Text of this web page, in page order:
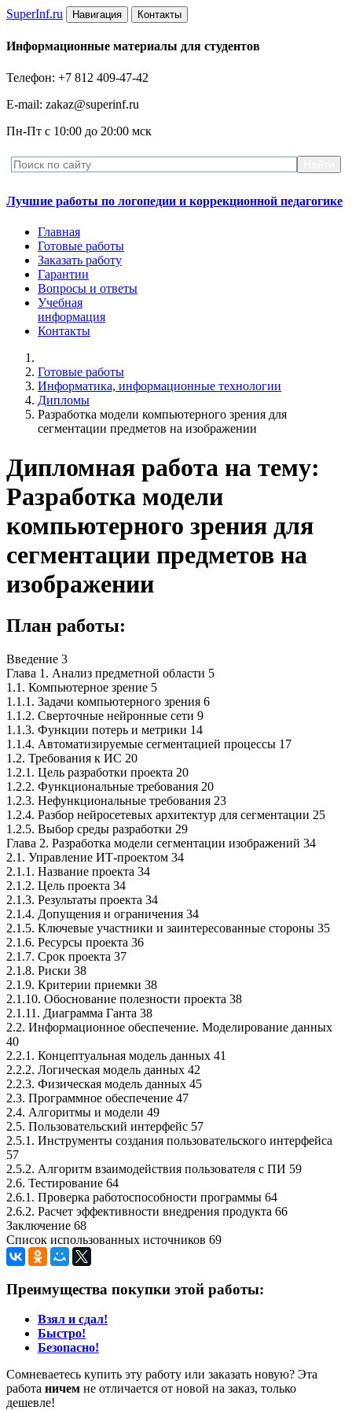
SuperInf.ru Навигация Контакты
Информационные материалы для студентов
Телефон: +7 812 409-47-42
E-mail: zakaz@superinf.ru
Пн-Пт с 10:00 до 20:00 мск
Лучшие работы по логопедии и коррекционной педагогике
Главная
Готовые работы
Заказать работу
Гарантии
Вопросы и ответы
Учебная
информация
Контакты
Готовые работы
Информатика, информационные технологии
Дипломы
Разработка модели компьютерного зрения для
сегментации предметов на изображении
Дипломная работа на тему:
Разработка модели
компьютерного зрения для
сегментации предметов на
изображении
План работы:
Введение 3
Глава 1. Анализ предметной области 5
1.1. Компьютерное зрение 5
1.1.1. Задачи компьютерного зрения 6
1.1.2. Сверточные нейронные сети 9
1.1.3. Функции потерь и метрики 14
1.1.4. Автоматизируемые сегментацией процессы 17
1.2. Требования к ИС 20
1.2.1. Цель разработки проекта 20
1.2.2. Функциональные требования 20
1.2.3. Нефункциональные требования 23
1.2.4. Разбор нейросетевых архитектур для сегментации 25
1.2.5. Выбор среды разработки 29
Глава 2. Разработка модели сегментации изображений 34
2.1. Управление ИТ-проектом 34
2.1.1. Название проекта 34
2.1.2. Цель проекта 34
2.1.3. Результаты проекта 34
2.1.4. Допущения и ограничения 34
2.1.5. Ключевые участники и заинтересованные стороны 35
2.1.6. Ресурсы проекта 36
2.1.7. Срок проекта 37
2.1.8. Риски 38
2.1.9. Критерии приемки 38
2.1.10. Обоснование полезности проекта 38
2.1.11. Диаграмма Ганта 38
2.2. Информационное обеспечение. Моделирование данных
40
2.2.1. Концептуальная модель данных 41
2.2.2. Логическая модель данных 42
2.2.3. Физическая модель данных 45
2.3. Программное обеспечение 47
2.4. Алгоритмы и модели 49
2.5. Пользовательский интерфейс 57
2.5.1. Инструменты создания пользовательского интерфейса
57
2.5.2. Алгоритм взаимодействия пользователя с ПИ 59
2.6. Тестирование 64
2.6.1. Проверка работоспособности программы 64
2.6.2. Расчет эффективности внедрения продукта 66
Заключение 68
Список использованных источников 69
Преимущества покупки этой работы:
Взял и сдал!
Быстро!
Безопасно!
Сомневаетесь купить эту работу или заказать новую? Эта
работа ничем не отличается от новой на заказ, только
дешевле!